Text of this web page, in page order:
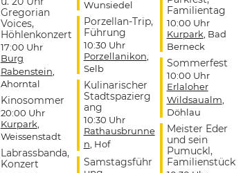
Gregorian
Voices,
Höhlenkonzert
17:00 Uhr
Burg
Rabenstein
Ahorntal
Kinosommer
20:00 Uhr
Kurpark
Weissenstadt
Labrassbanda,
Konzert
Wunsiedel
Porzellan-Trip,
Führung
10:30 Uhr
Porzellanikon
Selb
Kulinarischer
Stadtspazierg
ang
10:30 Uhr
Rathausbrunne
n , Hof
Samstagsführ
Familientag
10:00 Uhr
Kurpark , Bad
Berneck
Sommerfest
10:00 Uhr
Erlaloher
Wildsaualm
Döhlau
Meister Eder
und sein
Pumuckl,
Familienstück